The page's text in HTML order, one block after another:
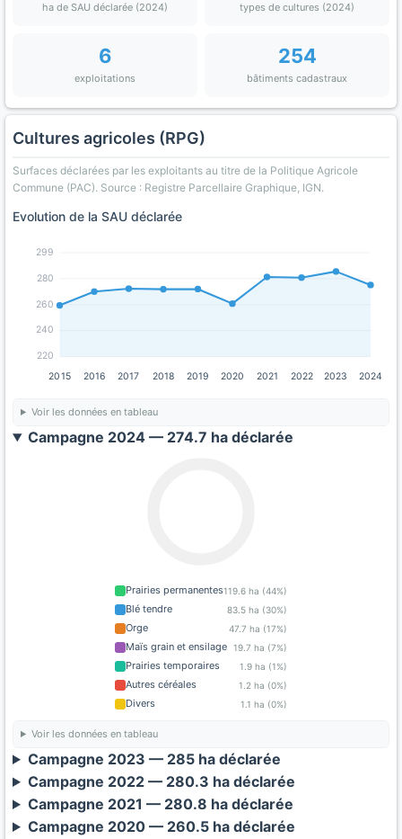
ha de SAU déclarée (2024) types de cultures (2024)
6
exploitations
254
bâtiments cadastraux
Cultures agricoles (RPG)
Surfaces déclarées par les exploitants au titre de la Politique Agricole
Commune (PAC). Source : Registre Parcellaire Graphique, IGN.
Evolution de la SAU déclarée
220
240
260
280
299
2015 2016 2017 2018 2019 2020 2021 2022 2023 2024
Voir les données en tableau
Campagne 2024 — 274.7 ha déclarée
Prairies permanentes119.6 ha (44%)
Blé tendre 83.5 ha (30%)
Orge 47.7 ha (17%)
Maïs grain et ensilage 19.7 ha (7%)
Prairies temporaires 1.9 ha (1%)
Autres céréales 1.2 ha (0%)
Divers 1.1 ha (0%)
Voir les données en tableau
Campagne 2023 — 285 ha déclarée
Campagne 2022 — 280.3 ha déclarée
Campagne 2021 — 280.8 ha déclarée
Campagne 2020 — 260.5 ha déclarée